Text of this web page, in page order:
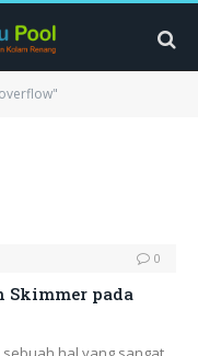
0
Skimmer pada